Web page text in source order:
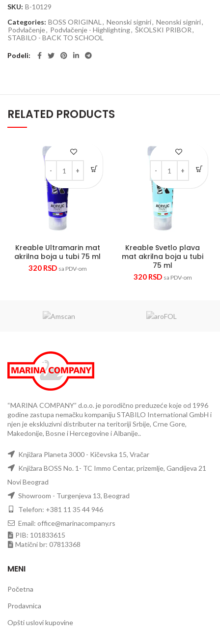
SKU: B-10129
Categories: BOSS ORIGINAL, Neonski signiri, Neonski signiri,
Podvlačenje, Podvlačenje - Highlighting, ŠKOLSKI PRIBOR,
STABILO - BACK TO SCHOOL
Podeli
RELATED PRODUCTS
Kreable Ultramarin mat
akrilna boja u tubi 75 ml
320 RSD sa PDV-om
Kreable Ultramarin mat akrilna boja u tubi 75 ml quantity
Kreable Svetlo plava
mat akrilna boja u tubi
75 ml
320 RSD sa PDV-om
Kreable Svetlo plava
“MARINA COMPANY” d.o.o. je porodično preduzeće koje od 1996
godine zastupa nemačku kompaniju STABILO International GmbH i
njen je ekskluzivni distributer na teritoriji Srbije, Crne Gore,
Makedonije, Bosne i Hercegovine i Albanije..
Knjižara Planeta 3000 - Kičevska 15, Vračar
Knjižara BOSS No. 1- TC Immo Centar, prizemlje, Gandijeva 21
Novi Beograd
Showroom - Turgenjeva 13, Beograd
Telefon: +381 11 35 44 946
Email: office@marinacompany.rs
PIB: 101833615
Matični br: 07813368
MENI
Početna
Prodavnica
Opšti uslovi kupovine